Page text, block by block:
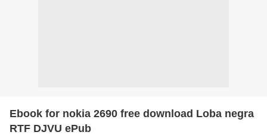
Ebook for nokia 2690 free download Loba negra
RTF DJVU ePub